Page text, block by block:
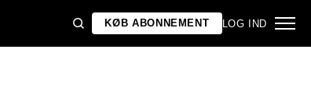
KØB ABONNEMENT LOG IND